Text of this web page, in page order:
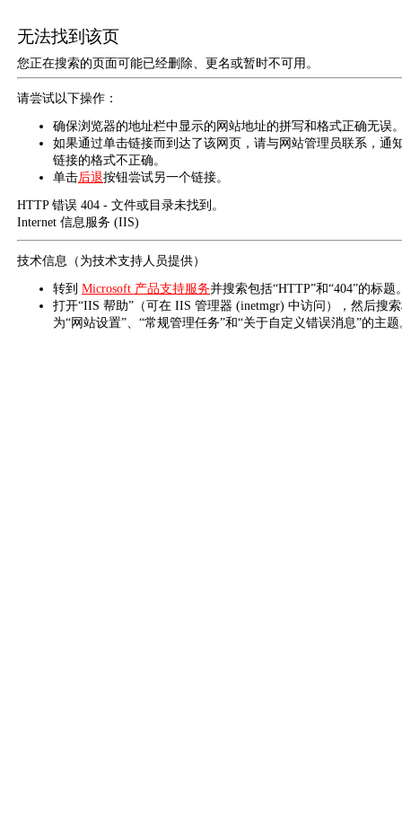
无法找到该页
您正在搜索的页面可能已经删除、更名或暂时不可用。
请尝试以下操作：
确保浏览器的地址栏中显示的网站地址的拼写和格式正确无误
如果通过单击链接而到达了该网页，请与网站管理员联系，通
链接的格式不正确。
单击后退按钮尝试另一个链接。
HTTP 错误 404 - 文件或目录未找到。
Internet 信息服务 (IIS)
技术信息（为技术支持人员提供）
转到 Microsoft 产品支持服务并搜索包括“HTTP”和“404”的标题
打开“IIS 帮助”（可在 IIS 管理器 (inetmgr) 中访问），然后搜
为“网站设置”、“常规管理任务”和“关于自定义错误消息”的主题